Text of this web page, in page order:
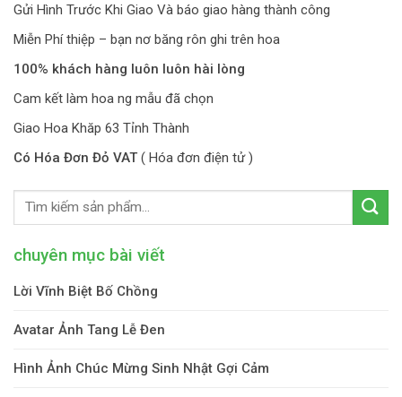
Gửi Hình Trước Khi Giao Và báo giao hàng thành công
Miễn Phí thiệp – bạn nơ băng rôn ghi trên hoa
100% khách hàng luôn luôn hài lòng
Cam kết làm hoa ng mẫu đã chọn
Giao Hoa Khăp 63 Tỉnh Thành
Có Hóa Đơn Đỏ VAT ( Hóa đơn điện tử )
chuyên mục bài viết
Lời Vĩnh Biệt Bố Chồng
Avatar Ảnh Tang Lễ Đen
Hình Ảnh Chúc Mừng Sinh Nhật Gợi Cảm